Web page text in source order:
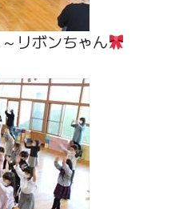
リボンちゃん